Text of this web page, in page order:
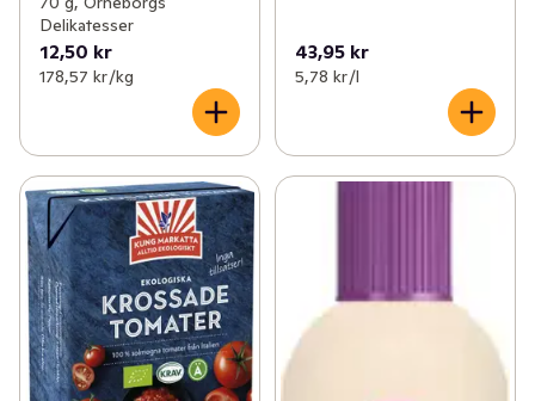
Delikatesser
12,50 kr
178,57 kr /kg
43,95 kr
5,78 kr /l